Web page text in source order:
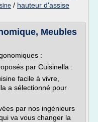
/ hauteur d'assise
Meubles
:
par Cuisinella :
facile à vivre,
a sélectionné pour
par nos ingénieurs
va vous changer la